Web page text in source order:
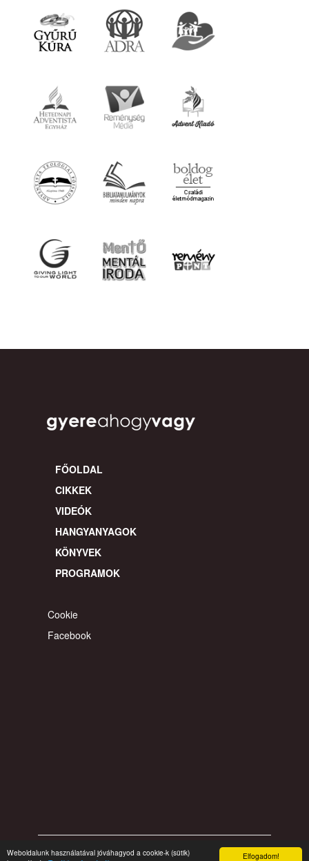
Elfogadom!
Weboldalunk használatával jóváhagyod a cookie-k (sütik)
FŐOLDAL
CIKKEK
VIDEÓK
HANGYANYAGOK
KÖNYVEK
PROGRAMOK
Cookie
Facebook
© 2026 gyereahogyvagy. Minden jog fentartva.